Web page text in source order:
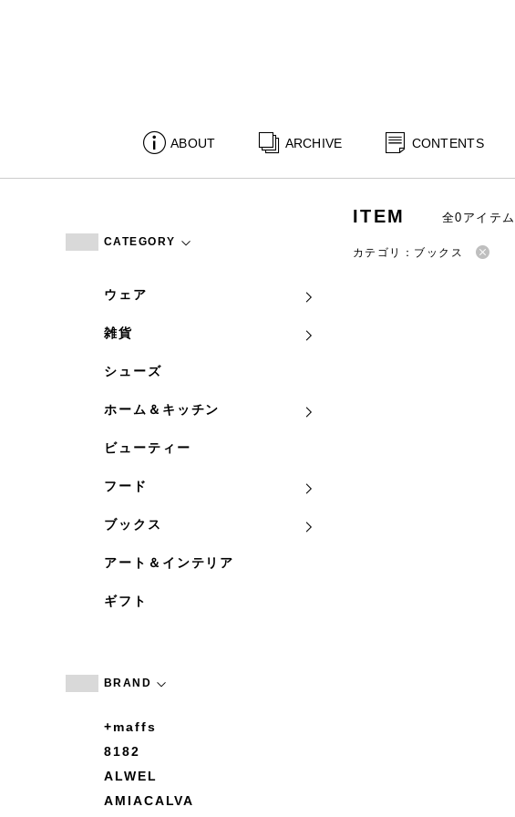
ABOUT ARCHIVE CONTENTS
CATEGORY
ウェア
雑貨
シューズ
ホーム＆キッチン
ビューティー
フード
ブックス
アート＆インテリア
ギフト
BRAND
+maffs
8182
ALWEL
AMIACALVA
ITEM 全0アイテム
カテゴリ：ブックス